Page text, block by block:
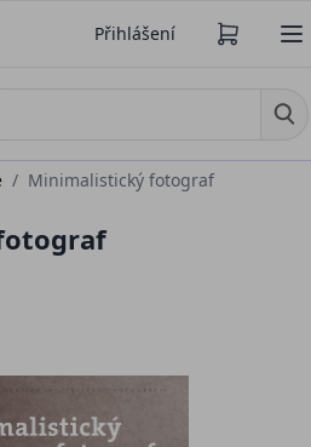
Přihlášení
/ Minimalistický fotograf